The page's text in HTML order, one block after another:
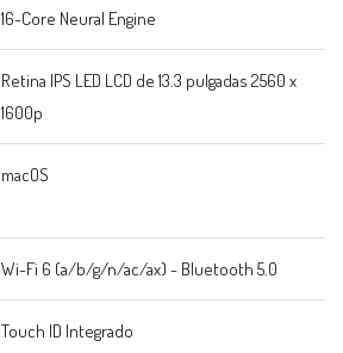
16-Core Neural Engine
Retina IPS LED LCD de 13.3 pulgadas 2560 x
1600p
macOS
Wi-Fi 6 (a/b/g/n/ac/ax) - Bluetooth 5.0
Touch ID Integrado